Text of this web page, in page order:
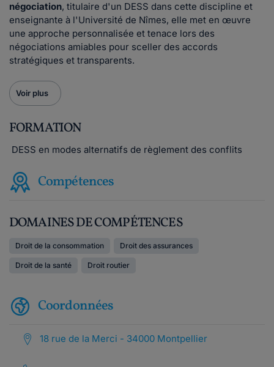
négociation, titulaire d'un DESS dans cette discipline et
enseignante à l'Université de Nîmes, elle met en œuvre
une approche personnalisée et tenace lors des
négociations amiables pour sceller des accords
stratégiques et transparents.
Voir plus
FORMATION
DESS en modes alternatifs de règlement des conflits
Compétences
DOMAINES DE COMPÉTENCES
Droit de la consommation Droit des assurances
Droit de la santé Droit routier
Coordonnées
18 rue de la Merci - 34000 Montpellier